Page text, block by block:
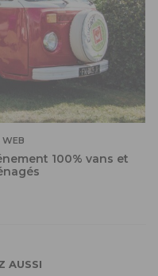
WEB
100% vans et
AUSSI